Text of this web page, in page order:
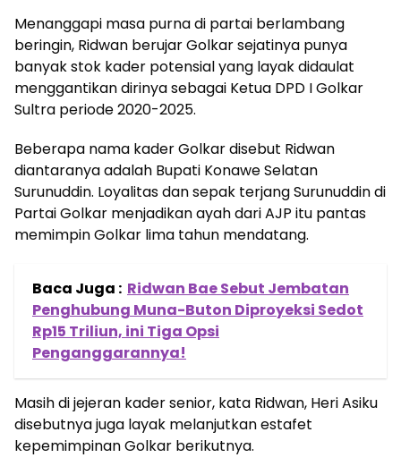
Menanggapi masa purna di partai berlambang
beringin, Ridwan berujar Golkar sejatinya punya
banyak stok kader potensial yang layak didaulat
menggantikan dirinya sebagai Ketua DPD I Golkar
Sultra periode 2020-2025.
Beberapa nama kader Golkar disebut Ridwan
diantaranya adalah Bupati Konawe Selatan
Surunuddin. Loyalitas dan sepak terjang Surunuddin di
Partai Golkar menjadikan ayah dari AJP itu pantas
memimpin Golkar lima tahun mendatang.
Baca Juga : Ridwan Bae Sebut Jembatan
Penghubung Muna-Buton Diproyeksi Sedot
Rp15 Triliun, ini Tiga Opsi
Penganggarannya!
Masih di jejeran kader senior, kata Ridwan, Heri Asiku
disebutnya juga layak melanjutkan estafet
kepemimpinan Golkar berikutnya.